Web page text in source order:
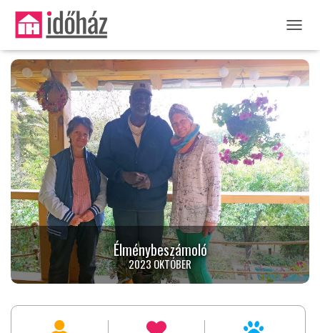
Élménybeszámoló
2023 OKTÓBER